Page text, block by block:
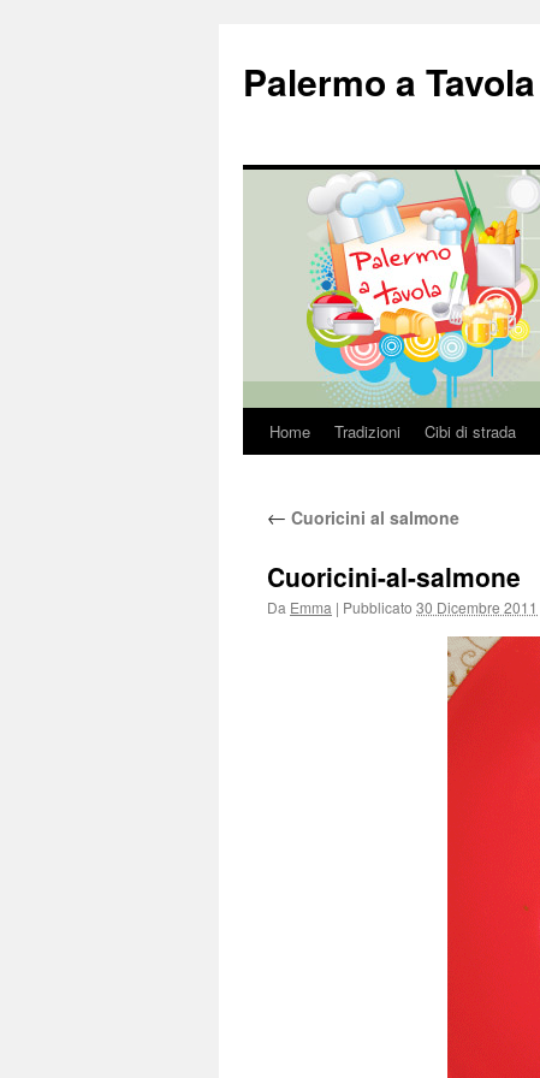
Palermo a Tavola
Vai
contenuto
Home Tradizioni Cibi di strada
← Cuoricini al salmone
Cuoricini-al-salmone
Da Emma | Pubblicato 30 Dicembre 2011